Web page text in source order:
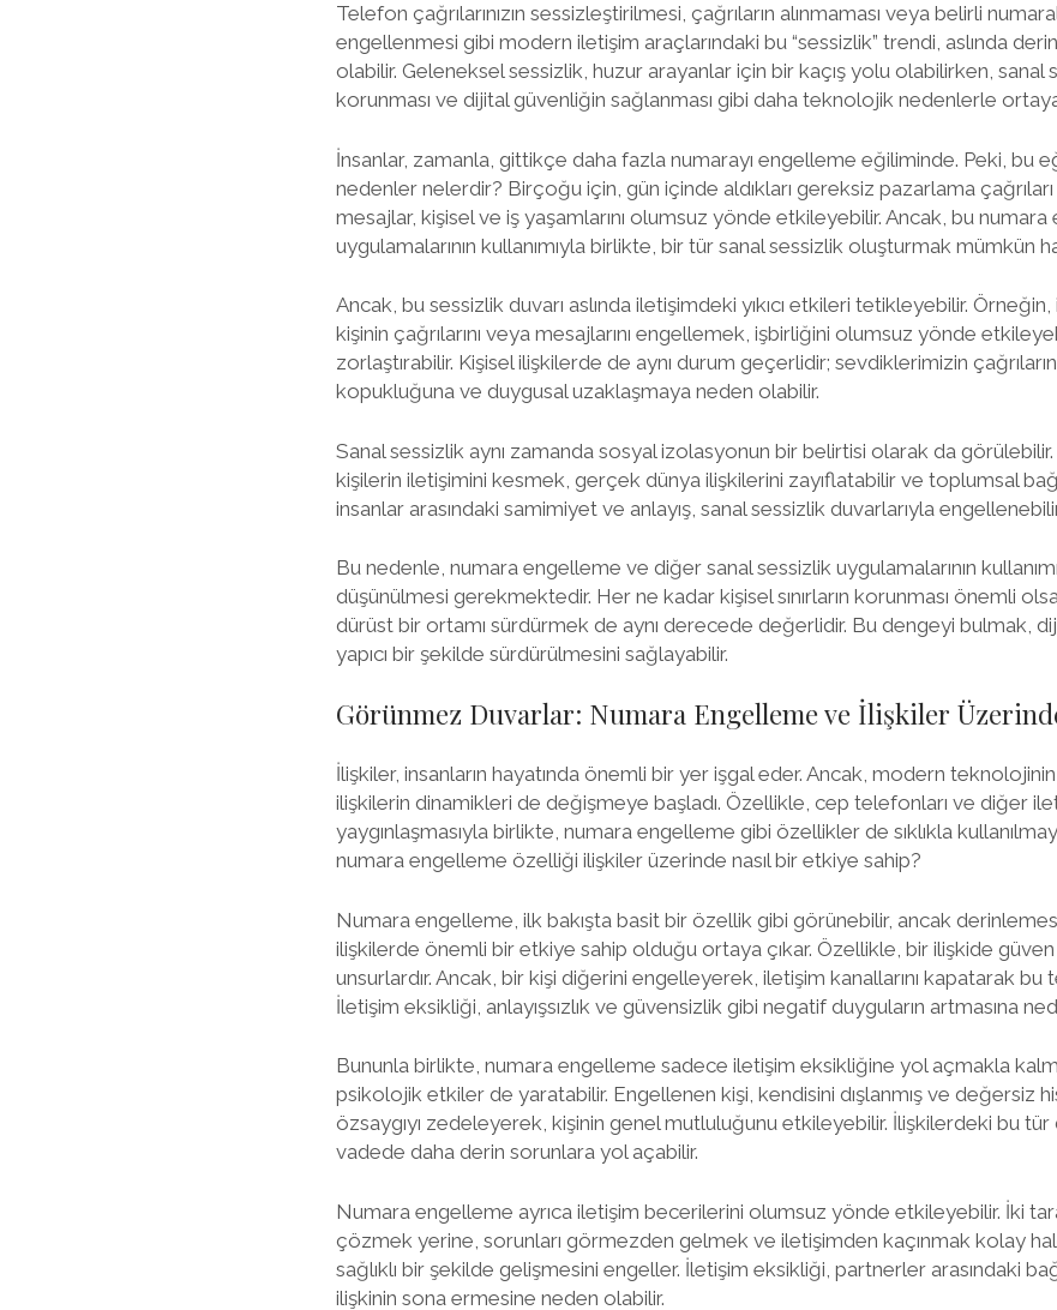
Telefon çağrılarınızın sessizleştirilmesi, çağrıların alınmaması veya belirli
engellenmesi gibi modern iletişim araçlarındaki bu “sessizlik” trendi, aslında
olabilir. Geleneksel sessizlik, huzur arayanlar için bir kaçış yolu olabilirken, sanal
korunması ve dijital güvenliğin sağlanması gibi daha teknolojik nedenlerle ortaya
İnsanlar, zamanla, gittikçe daha fazla numarayı engelleme eğiliminde. Peki, bu
nedenler nelerdir? Birçoğu için, gün içinde aldıkları gereksiz pazarlama
mesajlar, kişisel ve iş yaşamlarını olumsuz yönde etkileyebilir. Ancak, bu
uygulamalarının kullanımıyla birlikte, bir tür sanal sessizlik oluşturmak mümkün
Ancak, bu sessizlik duvarı aslında iletişimdeki yıkıcı etkileri tetikleyebilir.
kişinin çağrılarını veya mesajlarını engellemek, işbirliğini olumsuz yönde
zorlaştırabilir. Kişisel ilişkilerde de aynı durum geçerlidir; sevdiklerimizin
kopukluğuna ve duygusal uzaklaşmaya neden olabilir.
Sanal sessizlik aynı zamanda sosyal izolasyonun bir belirtisi olarak da
kişilerin iletişimini kesmek, gerçek dünya ilişkilerini zayıflatabilir ve toplumsal
insanlar arasındaki samimiyet ve anlayış, sanal sessizlik duvarlarıyla
Bu nedenle, numara engelleme ve diğer sanal sessizlik uygulamalarının
düşünülmesi gerekmektedir. Her ne kadar kişisel sınırların korunması önemli
dürüst bir ortamı sürdürmek de aynı derecede değerlidir. Bu dengeyi bulmak,
yapıcı bir şekilde sürdürülmesini sağlayabilir.
Görünmez Duvarlar: Numara Engelleme ve İlişkiler
İlişkiler, insanların hayatında önemli bir yer işgal eder. Ancak, modern
ilişkilerin dinamikleri de değişmeye başladı. Özellikle, cep telefonları ve diğer
yaygınlaşmasıyla birlikte, numara engelleme gibi özellikler de sıklıkla
numara engelleme özelliği ilişkiler üzerinde nasıl bir etkiye sahip?
Numara engelleme, ilk bakışta basit bir özellik gibi görünebilir, ancak
ilişkilerde önemli bir etkiye sahip olduğu ortaya çıkar. Özellikle, bir ilişkide
unsurlardır. Ancak, bir kişi diğerini engelleyerek, iletişim kanallarını kapatarak bu
İletişim eksikliği, anlayışsızlık ve güvensizlik gibi negatif duyguların artmasına
Bununla birlikte, numara engelleme sadece iletişim eksikliğine yol açmakla
psikolojik etkiler de yaratabilir. Engellenen kişi, kendisini dışlanmış ve değersiz
özsaygıyı zedeleyerek, kişinin genel mutluluğunu etkileyebilir. İlişkilerdeki bu tür
vadede daha derin sorunlara yol açabilir.
Numara engelleme ayrıca iletişim becerilerini olumsuz yönde etkileyebilir. İki
çözmek yerine, sorunları görmezden gelmek ve iletişimden kaçınmak kolay
sağlıklı bir şekilde gelişmesini engeller. İletişim eksikliği, partnerler arasındaki
ilişkinin sona ermesine neden olabilir.